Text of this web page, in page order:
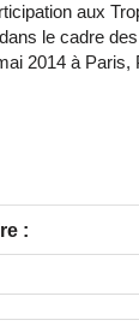
aux
le cadre
2014 à Paris,
: